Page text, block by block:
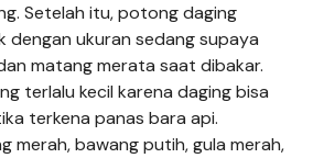
Setelah itu, potong daging
dengan ukuran sedang supaya
matang merata saat dibakar.
terlalu kecil karena daging bisa
terkena panas bara api.
merah, bawang putih, gula merah,